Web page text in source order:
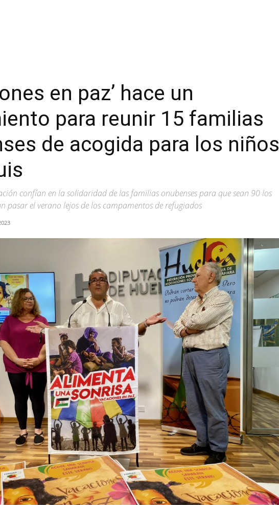
en paz’ hace un
para reunir 15 familias
de acogida para los niños
confían en la solidaridad de las familias onubenses para que sean 90 los
pasar el verano lejos de los campamentos de refugiados